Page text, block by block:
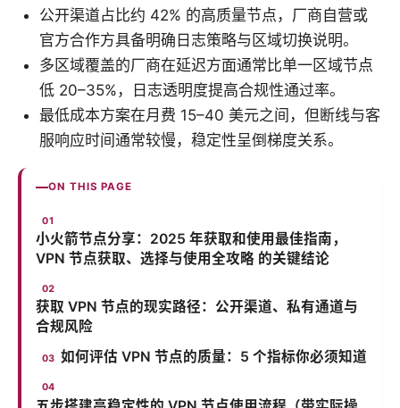
公开渠道占比约 42% 的高质量节点，厂商自营或
官方合作方具备明确日志策略与区域切换说明。
多区域覆盖的厂商在延迟方面通常比单一区域节点
低 20–35%，日志透明度提高合规性通过率。
最低成本方案在月费 15–40 美元之间，但断线与客
服响应时间通常较慢，稳定性呈倒梯度关系。
ON THIS PAGE
小火箭节点分享：2025 年获取和使用最佳指南，
VPN 节点获取、选择与使用全攻略 的关键结论
获取 VPN 节点的现实路径：公开渠道、私有通道与
合规风险
如何评估 VPN 节点的质量：5 个指标你必须知道